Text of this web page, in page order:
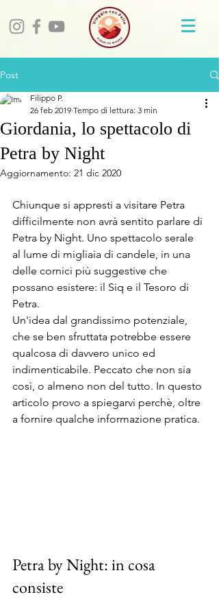
Post
Giordania, lo spettacolo di
Petra by Night
Filippo P.
26 feb 2019 Tempo di lettura: 3 min
Aggiornamento: 21 dic 2020
Chiunque si appresti a visitare Petra
difficilmente non avrà sentito parlare di
Petra by Night. Uno spettacolo serale
al lume di migliaia di candele, in una
delle cornici più suggestive che
possano esistere: il Siq e il Tesoro di
Petra.
Un'idea dal grandissimo potenziale,
che se ben sfruttata potrebbe essere
qualcosa di davvero unico ed
indimenticabile. Peccato che non sia
così, o almeno non del tutto. In questo
articolo provo a spiegarvi perchè, oltre
a fornire qualche informazione pratica.
Petra by Night: in cosa
consiste